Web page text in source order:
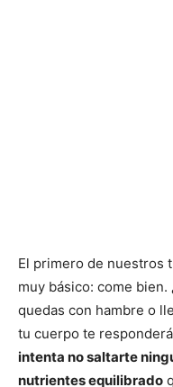
El primero de nuestros
muy básico: come
quedas con hambre o
tu cuerpo te
intenta no saltarte
nutrientes equilibrado